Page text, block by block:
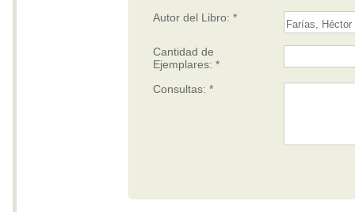
Autor del Libro: *
Cantidad de
Ejemplares: *
Consultas: *